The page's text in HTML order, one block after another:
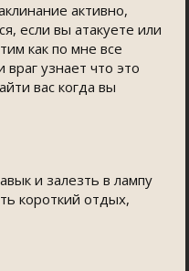
активно,
если вы атакуете или
как по мне все
узнает что это
вас когда вы
и залезть в лампу
короткий отдых,